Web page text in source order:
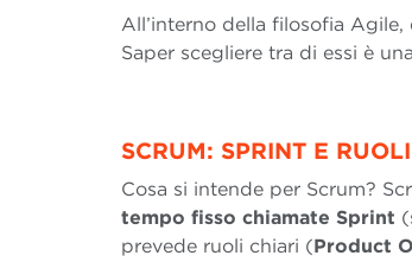
All’interno della filosofia
Saper scegliere tra di essi è
SCRUM: SPRINT E
Cosa si intende per Scrum?
tempo fisso chiamate Sprint
prevede ruoli chiari (Product